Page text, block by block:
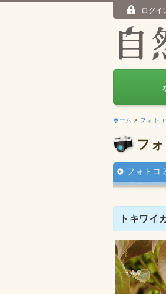
ログイ
ホーム > フォト
フ
フォトコ
トキワイ